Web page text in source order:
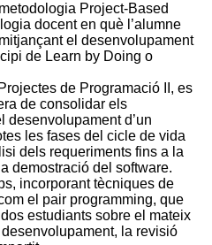
Project-Based
docent en què l’alumne
el desenvolupament
de Learn by Doing o
de Programació II, es
de consolidar els
desenvolupament d’un
les fases del cicle de vida
dels requeriments fins a la
demostració del software.
incorporant tècniques de
el pair programming, que
estudiants sobre el mateix
la revisió